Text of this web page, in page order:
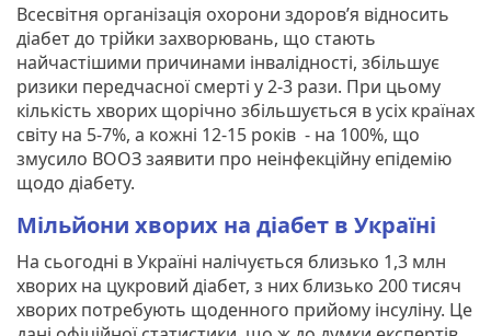
Всесвітня організація охорони здоров’я відносить
діабет до трійки захворювань, що стають
найчастішими причинами інвалідності, збільшує
ризики передчасної смерті у 2-3 рази. При цьому
кількість хворих щорічно збільшується в усіх країнах
світу на 5-7%, а кожні 12-15 років - на 100%, що
змусило ВООЗ заявити про неінфекційну епідемію
щодо діабету.
Мільйони хворих на діабет в Україні
На сьогодні в Україні налічується близько 1,3 млн
хворих на цукровий діабет, з них близько 200 тисяч
хворих потребують щоденного прийому інсуліну. Це